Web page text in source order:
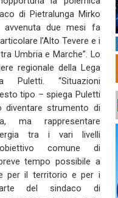
di Pietralunga Mirko
avvenuta due mesi fa
l’Alto Tevere e i
Umbria e Marche”. Lo
regionale della Lega
Puletti. “Situazioni
tipo – spiega Puletti
diventare strumento di
ma rappresentare
tra i vari livelli
comune di
tempo possibile a
per il territorio e per i
del sindaco di